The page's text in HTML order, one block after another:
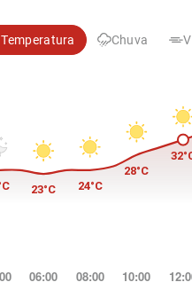
Temperatura Chuva